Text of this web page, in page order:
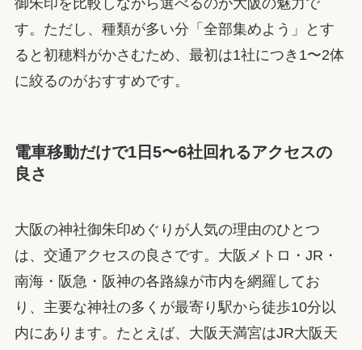
す。ただし、種類が多い分「全部集めよう」とす
ると初穂料がかさむため、最初は1社につき1〜2体
に絞るのがおすすめです。
電車移動だけで1日5〜6社回れるアクセスの
良さ
大阪の神社御朱印めぐりが人気の理由のひとつ
は、交通アクセスの良さです。大阪メトロ・JR・
南海・阪急・阪神の各路線が市内を網羅してお
り、主要な神社の多くが最寄り駅から徒歩10分以
内にあります。たとえば、大阪天満宮はJR大阪天